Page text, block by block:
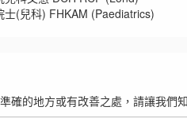
士(兒科) FHKAM (Paediatrics)
確的地方或有改善之處，請讓我們